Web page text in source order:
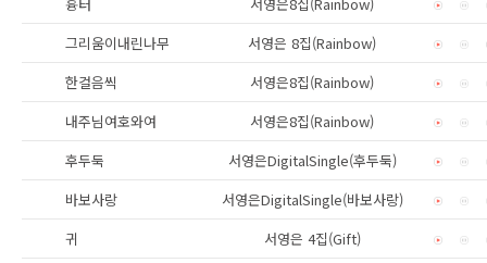
그리움이내린나무
서영은 8집(Rainbow)
한걸음씩
서영은8집(Rainbow)
내주님여호와여
서영은8집(Rainbow)
후두둑
서영은DigitalSingle(후두둑)
바보사랑
서영은DigitalSingle(바보사랑)
귀
서영은 4집(Gift)